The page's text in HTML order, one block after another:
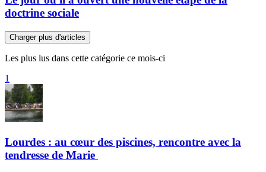
doctrine sociale
Charger plus d'articles
Les plus lus dans cette catégorie ce mois-ci
1
Lourdes : au cœur des piscines, rencontre avec la
tendresse de Marie